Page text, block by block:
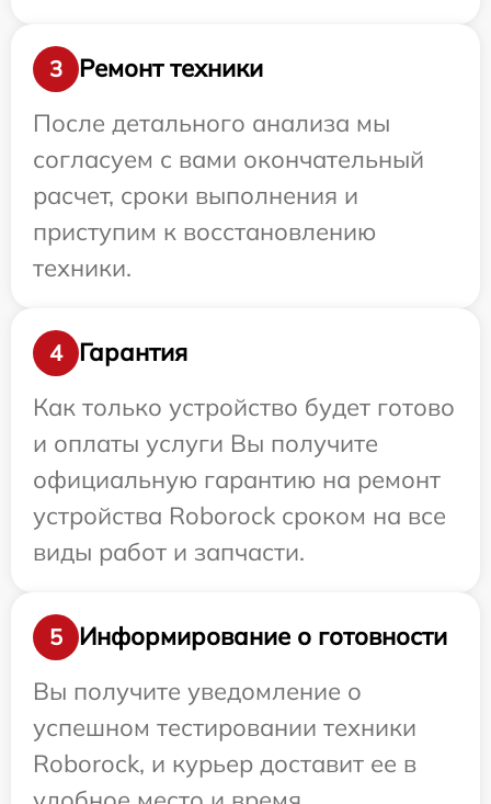
3
Ремонт техники
После детального анализа мы
согласуем с вами окончательный
расчет, сроки выполнения и
приступим к восстановлению
техники.
4
Гарантия
Как только устройство будет готово
и оплаты услуги Вы получите
официальную гарантию на ремонт
устройства Roborock сроком на все
виды работ и запчасти.
5
Информирование о готовности
Вы получите уведомление о
успешном тестировании техники
Roborock, и курьер доставит ее в